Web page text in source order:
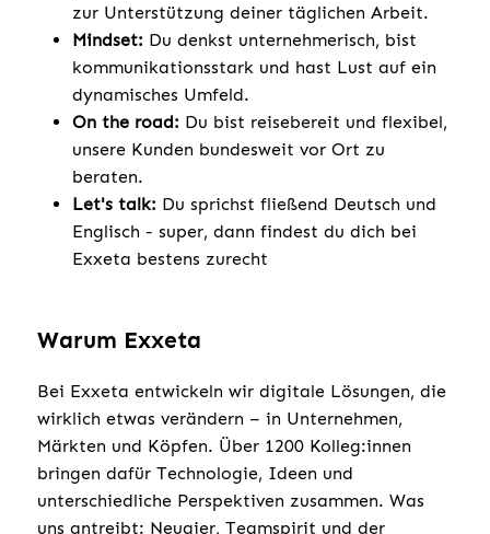
zur Unterstützung deiner täglichen Arbeit.
Mindset: Du denkst unternehmerisch, bist
kommunikationsstark und hast Lust auf ein
dynamisches Umfeld.
On the road: Du bist reisebereit und flexibel,
unsere Kunden bundesweit vor Ort zu
beraten.
Let's talk: Du sprichst fließend Deutsch und
Englisch - super, dann findest du dich bei
Exxeta bestens zurecht
Warum Exxeta
Bei Exxeta entwickeln wir digitale Lösungen, die
wirklich etwas verändern – in Unternehmen,
Märkten und Köpfen. Über 1200 Kolleg:innen
bringen dafür Technologie, Ideen und
unterschiedliche Perspektiven zusammen. Was
uns antreibt: Neugier, Teamspirit und der